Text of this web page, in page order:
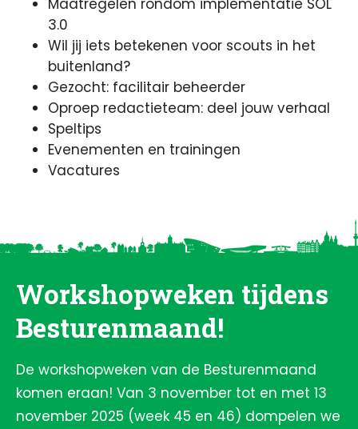
Maatregelen rondom implementatie SOL
3.0
Wil jij iets betekenen voor scouts in het
buitenland?
Gezocht: facilitair beheerder
Oproep redactieteam: deel jouw verhaal
Speltips
Evenementen en trainingen
Vacatures
Workshopweken tijdens
Besturenmaand!
De workshopweken van de Besturenmaand
komen eraan! Van 3 november tot en met 13
november 2025 (week 45 en 46) dompelen we